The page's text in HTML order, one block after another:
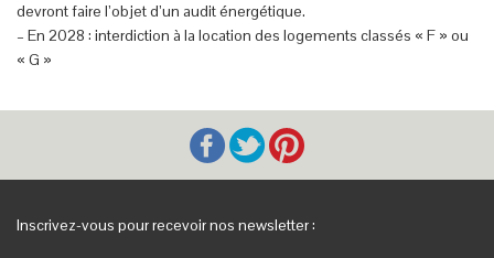
devront faire l’objet d’un audit énergétique.
– En 2028 : interdiction à la location des logements classés « F » ou
« G »
Inscrivez-vous pour recevoir nos newsletter :